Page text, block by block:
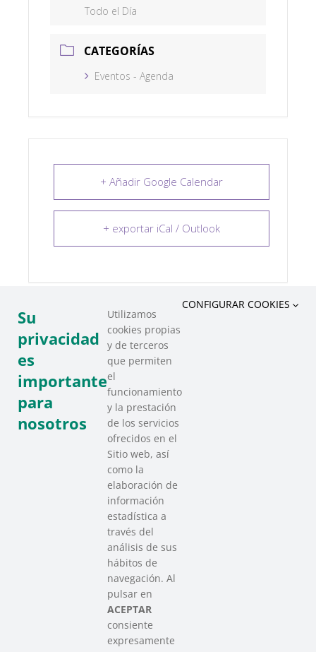
Todo el Día
CATEGORÍAS
Eventos - Agenda
+ Añadir Google Calendar
+ exportar iCal / Outlook
COMPARTIR ESTE EVENTO
SAREEN SAREA
Asociación que agrupa a las redes
del Tercer Sector Social en Euskadi
Contacto
Su
privacidad
es
importante
para
nosotros
Utilizamos
cookies propias
y de terceros
que permiten
el
funcionamiento
y la prestación
de los servicios
ofrecidos en el
Sitio web, así
como la
elaboración de
información
estadística a
través del
análisis de sus
hábitos de
navegación. Al
pulsar en
ACEPTAR
consiente
expresamente
CONFIGURAR COOKIES